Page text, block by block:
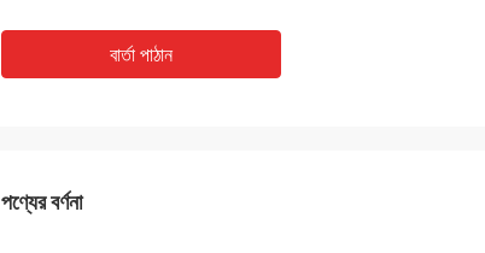
বার্তা পাঠান
পণ্যের বর্ণনা